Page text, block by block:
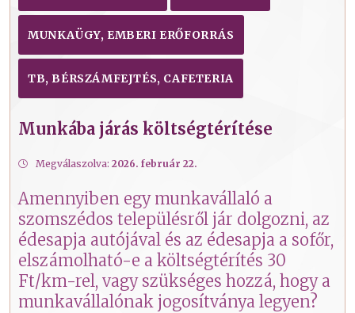
MUNKAÜGY, EMBERI ERŐFORRÁS
TB, BÉRSZÁMFEJTÉS, CAFETERIA
Munkába járás költségtérítése
Megválaszolva: 2026. február 22.
Amennyiben egy munkavállaló a
szomszédos településről jár dolgozni, az
édesapja autójával és az édesapja a sofőr,
elszámolható-e a költségtérítés 30
Ft/km-rel, vagy szükséges hozzá, hogy a
munkavállalónak jogosítványa legyen?